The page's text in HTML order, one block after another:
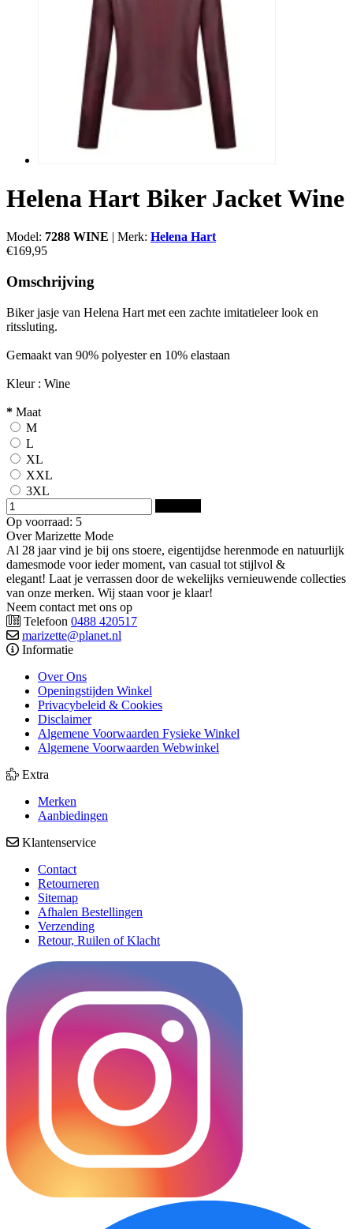
Helena Hart Biker Jacket Wine
Model: 7288 WINE Merk: Helena Hart
€169,95
Omschrijving
Biker jasje van Helena Hart met een zachte imitatieleer look en
ritssluting.
Gemaakt van 90% polyester en 10% elastaan
Kleur : Wine
* Maat
M
L
XL
XXL
3XL
Op voorraad: 5
Over Marizette Mode
Al 28 jaar vind je bij ons stoere, eigentijdse herenmode en natuurlijk
damesmode voor ieder moment, van casual tot stijlvol &
elegant! Laat je verrassen door de wekelijks vernieuwende collecties
van onze merken. Wij staan voor je klaar!
Neem contact met ons op
Telefoon 0488 420517
marizette@planet.nl
Informatie
Over Ons
Openingstijden Winkel
Privacybeleid & Cookies
Disclaimer
Algemene Voorwaarden Fysieke Winkel
Algemene Voorwaarden Webwinkel
Extra
Merken
Aanbiedingen
Klantenservice
Contact
Retourneren
Sitemap
Afhalen Bestellingen
Verzending
Retour, Ruilen of Klacht